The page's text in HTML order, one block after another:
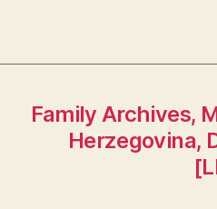
Family Archives,
Herzegovina,